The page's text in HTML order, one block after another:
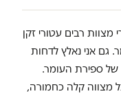
רבים עטורי זקן
גם אני נאלץ לדחות
של ספירת העומר.
מצווה קלה כחמורה,